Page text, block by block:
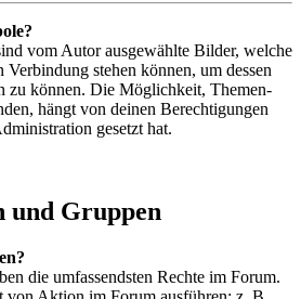
vom Autor ausgewählte Bilder, welche
stehen können, um dessen
zu können. Die Möglichkeit, Themen-
hängt von deinen Berechtigungen
gesetzt hat.
und Gruppen
die umfassendsten Rechte im Forum.